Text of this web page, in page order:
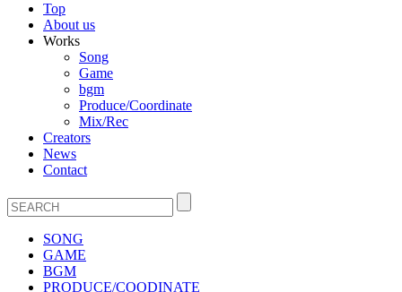
Top
About us
Works
Song
Game
bgm
Produce/Coordinate
Mix/Rec
Creators
News
Contact
SONG
GAME
BGM
PRODUCE/COODINATE